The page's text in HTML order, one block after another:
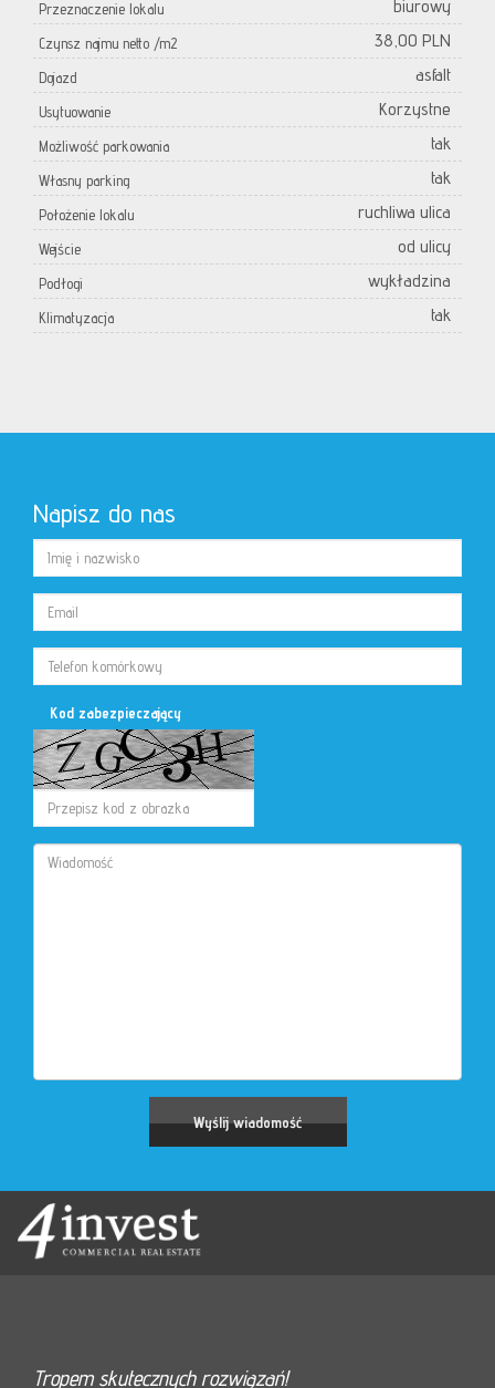
Przeznaczenie lokalu biurowy
Czynsz najmu netto /m2 38,00 PLN
Dojazd asfalt
Usytuowanie Korzystne
Możliwość parkowania tak
Własny parking tak
Położenie lokalu ruchliwa ulica
Wejście od ulicy
Podłogi wykładzina
Klimatyzacja tak
Napisz do nas
Kod zabezpieczający
Tropem skutecznych rozwiązań!